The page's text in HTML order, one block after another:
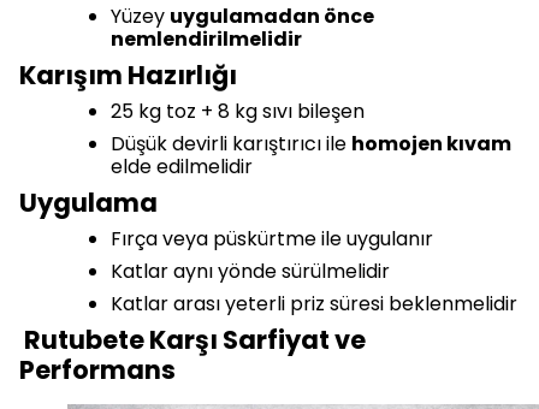
Yüzey uygulamadan önce
nemlendirilmelidir
Karışım Hazırlığı
25 kg toz + 8 kg sıvı bileşen
Düşük devirli karıştırıcı ile homojen kıvam
elde edilmelidir
Uygulama
Fırça veya püskürtme ile uygulanır
Katlar aynı yönde sürülmelidir
Katlar arası yeterli priz süresi beklenmelidir
Rutubete Karşı Sarfiyat ve
Performans